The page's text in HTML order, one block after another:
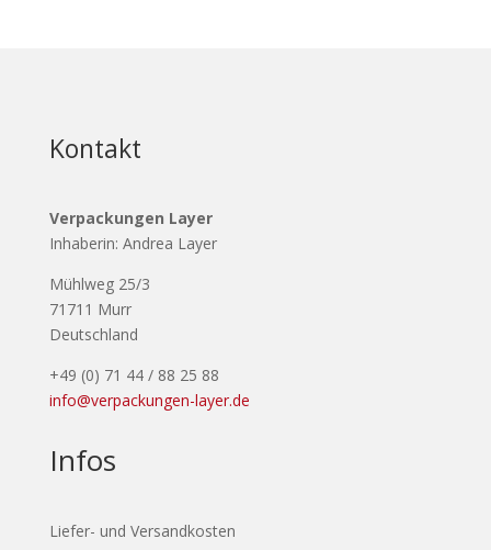
Kontakt
Verpackungen Layer
Inhaberin: Andrea Layer
Mühlweg 25/3
71711 Murr
Deutschland
+49 (0) 71 44 / 88 25 88
info@verpackungen-layer.de
Infos
Liefer- und Versandkosten